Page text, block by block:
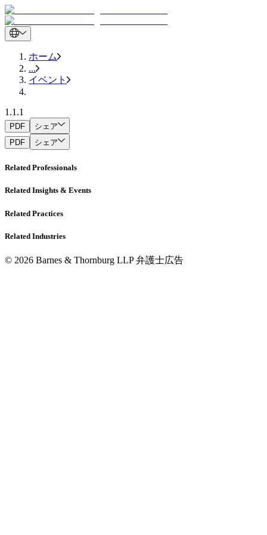
ホーム
...
イベント
1.1.1
PDF
シェア
PDF
シェア
Related Professionals
Related Insights & Events
Related Practices
Related Industries
© 2026 Barnes & Thornburg LLP 弁護士広告